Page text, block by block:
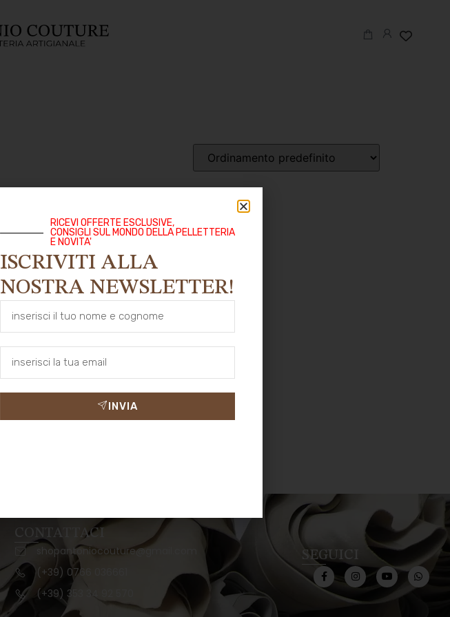
CONTATTACI
shopantoniocouture@gmail.com
(+39) 0766 036661
(+39) 353 34 92 570
SEGUICI
RICEVI OFFERTE ESCLUSIVE,
CONSIGLI SUL MONDO DELLA PELLETTERIA
E NOVITA'
ISCRIVITI ALLA
NOSTRA NEWSLETTER!
INVIA